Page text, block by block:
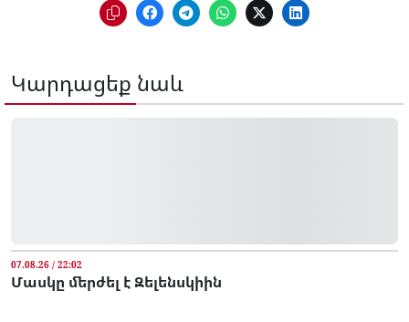
Կարդացեք նաև
07.08.26 / 22:02
Մասկը մերժել է Զելենսկիին